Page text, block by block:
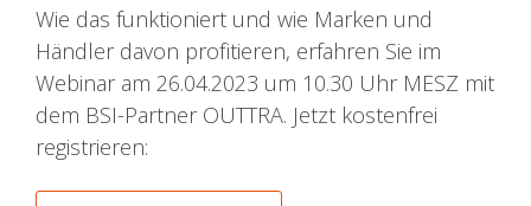
Wie das funktioniert und wie Marken und
Händler davon profitieren, erfahren Sie im
Webinar am 26.04.2023 um 10.30 Uhr MESZ mit
dem BSI-Partner OUTTRA. Jetzt kostenfrei
registrieren: